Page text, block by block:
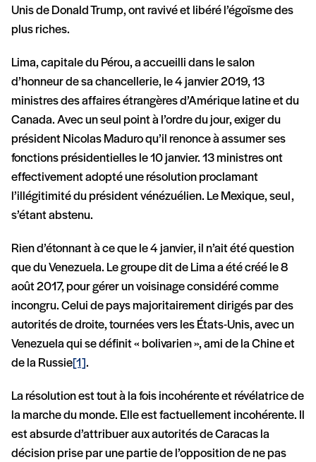
Unis de Donald Trump, ont ravivé et libéré l’égoïsme des
plus riches.
Lima, capitale du Pérou, a accueilli dans le salon
d’honneur de sa chancellerie, le 4 janvier 2019, 13
ministres des affaires étrangères d’Amérique latine et du
Canada. Avec un seul point à l’ordre du jour, exiger du
président Nicolas Maduro qu’il renonce à assumer ses
fonctions présidentielles le 10 janvier. 13 ministres ont
effectivement adopté une résolution proclamant
l’illégitimité du président vénézuélien. Le Mexique, seul,
s’étant abstenu.
Rien d’étonnant à ce que le 4 janvier, il n’ait été question
que du Venezuela. Le groupe dit de Lima a été créé le 8
août 2017, pour gérer un voisinage considéré comme
incongru. Celui de pays majoritairement dirigés par des
autorités de droite, tournées vers les États-Unis, avec un
Venezuela qui se définit « bolivarien », ami de la Chine et
de la Russie[1].
La résolution est tout à la fois incohérente et révélatrice de
la marche du monde. Elle est factuellement incohérente. Il
est absurde d’attribuer aux autorités de Caracas la
décision prise par une partie de l’opposition de ne pas